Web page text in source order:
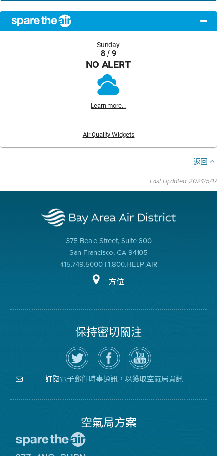
Sunday
8 / 9
NO ALERT
Learn more...
Air Quality Widgets
返回
Last Updated: 2024/5/17
375 Beale Street, Suite 600
San Francisco, CA 94105
415.749.5000 | 1.800.HELP AIR
方位
保持密切關注
在
Twitter
上
關
注
空
瀏
覽
空
氣
局
的
空
氣
局
YouTube
頻
道
訂閱電子郵件時事通訊，以獲取空氣局資訊
空氣局方案